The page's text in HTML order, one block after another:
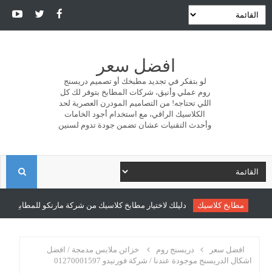
افضل سعر
لو بتفكر في تجديد مطبخك أو تصميم دريسنج
روم عملي وأنيق، شركات المطابخ بتوفر لك كل
اللي تحتاجه! من التصاميم المودرن العصرية لحد
الكلاسيك الراقي، مع استخدام أجود الخامات
وأحدث التقنيات عشان تضمن جودة تدوم لسنين
ا
مطابخ كلاسيك دليلك لاختيار مطابخ كلاسيك من شركة مارنكو للمطابخ
افضل سعر دريسنج روم
خزائن ملابس مدمجة / افضل
اشكال الدريسنج موجودة عندنا / شركة فورنيدو 01270001597